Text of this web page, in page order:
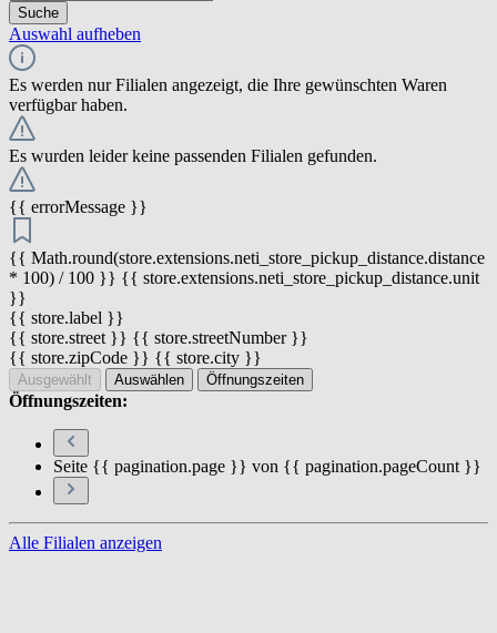
Suche
Auswahl aufheben
Es werden nur Filialen angezeigt, die Ihre gewünschten Waren
verfügbar haben.
Es wurden leider keine passenden Filialen gefunden.
{{ errorMessage }}
{{ Math.round(store.extensions.neti_store_pickup_distance.distance
* 100) / 100 }} {{ store.extensions.neti_store_pickup_distance.unit
}}
{{ store.label }}
{{ store.street }} {{ store.streetNumber }}
{{ store.zipCode }} {{ store.city }}
Ausgewählt Auswählen Öffnungszeiten
Öffnungszeiten:
Seite {{ pagination.page }} von {{ pagination.pageCount }}
Alle Filialen anzeigen